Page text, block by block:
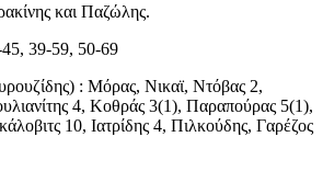
και Παζώλης.
39-59, 50-69
: Μόρας, Νικαϊ, Ντόβας 2,
4, Κοθράς 3(1), Παραπούρας 5(1),
10, Ιατρίδης 4, Πιλκούδης, Γαρέζος